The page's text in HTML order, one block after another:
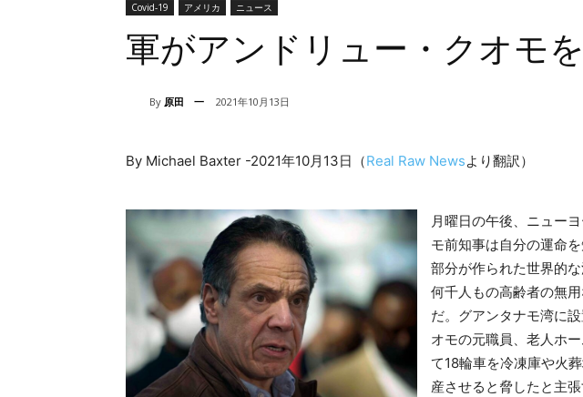
Covid-19 アメリカ ニュース
軍がアンドリュー・クオモ
By 原田 一 2021年10月13日
By Michael Baxter -2021年10月 13日（Real Raw Newsより翻訳）
月曜日の午後、ニュー
モ前知事は自分の運命
部分が作られた世界的
何千人もの高齢者の無
だ。グアンタナモ湾に
オモの元職員、老人ホ
て18輪車を冷凍庫や火
産させると脅したと主